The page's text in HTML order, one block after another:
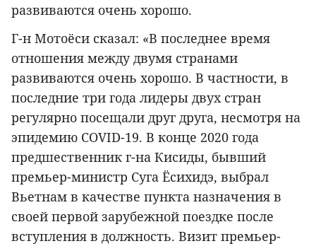
развиваются очень хорошо.
Г-н Мотоёси сказал: «В последнее время
отношения между двумя странами
развиваются очень хорошо. В частности, в
последние три года лидеры двух стран
регулярно посещали друг друга, несмотря на
эпидемию COVID-19. В конце 2020 года
предшественник г-на Кисиды, бывший
премьер-министр Суга Ёсихидэ, выбрал
Вьетнам в качестве пункта назначения в
своей первой зарубежной поездке после
вступления в должность. Визит премьер-